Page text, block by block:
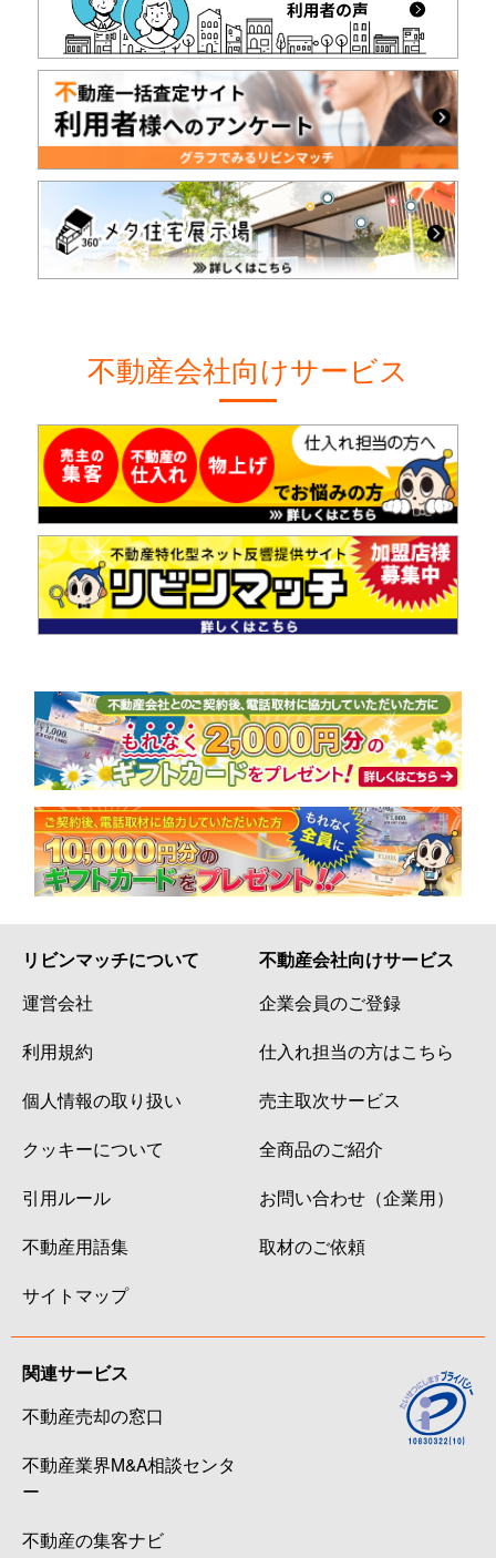
不動産会社向けサービス
リビンマッチについて
運営会社
利用規約
個人情報の取り扱い
クッキーについて
引用ルール
不動産用語集
サイトマップ
不動産会社向けサービス
企業会員のご登録
仕入れ担当の方はこちら
売主取次サービス
全商品のご紹介
お問い合わせ（企業用）
取材のご依頼
関連サービス
不動産売却の窓口
不動産業界M&A相談センタ
ー
不動産の集客ナビ